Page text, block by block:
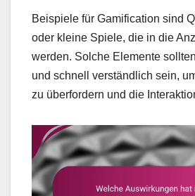
Beispiele für Gamification sind
oder kleine Spiele, die in die
werden. Solche Elemente
und schnell verständlich sein,
zu überfordern und die